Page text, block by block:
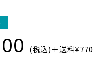
(税込)＋送料¥770